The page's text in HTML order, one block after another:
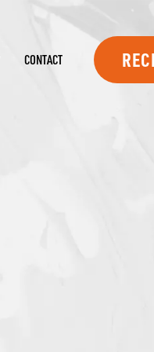
CONTACT